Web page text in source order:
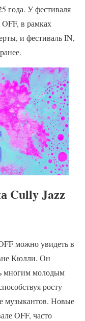
года. У фестиваля
в рамках
и фестиваль IN,
Cully Jazz
можно увидеть в
Кюлли. Он
многим молодым
росту
музыкантов. Новые
OFF, часто